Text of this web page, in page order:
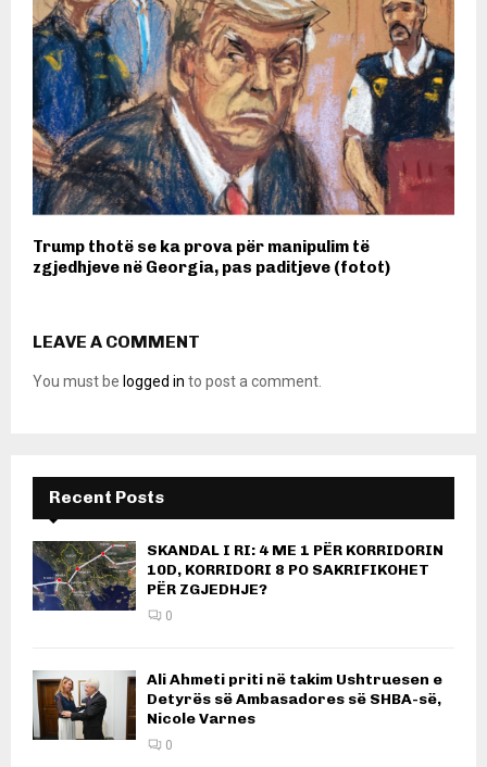
Trump thotë se ka prova për manipulim të
zgjedhjeve në Georgia, pas paditjeve (fotot)
LEAVE A COMMENT
You must be logged in to post a comment.
Recent Posts
SKANDAL I RI: 4 ME 1 PËR KORRIDORIN
10D, KORRIDORI 8 PO SAKRIFIKOHET
PËR ZGJEDHJE?
0
Ali Ahmeti priti në takim Ushtruesen e
Detyrës së Ambasadores së SHBA-së,
Nicole Varnes
0